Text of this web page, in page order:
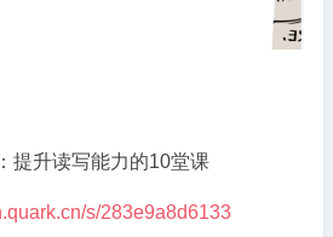
提升读写能力的10堂课
s/283e9a8d6133